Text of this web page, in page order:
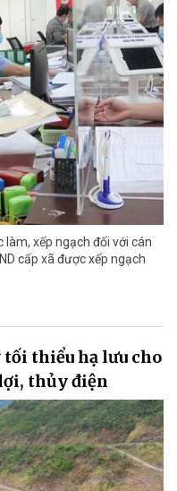
làm, xếp ngạch đối với cán
cấp xã được xếp ngạch
thiểu hạ lưu cho
thủy điện